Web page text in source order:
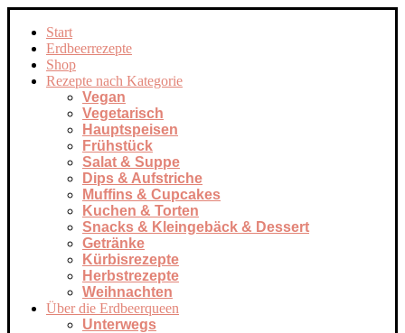
Start
Erdbeerrezepte
Shop
Rezepte nach Kategorie
Vegan
Vegetarisch
Hauptspeisen
Frühstück
Salat & Suppe
Dips & Aufstriche
Muffins & Cupcakes
Kuchen & Torten
Snacks & Kleingebäck & Dessert
Getränke
Kürbisrezepte
Herbstrezepte
Weihnachten
Über die Erdbeerqueen
Unterwegs